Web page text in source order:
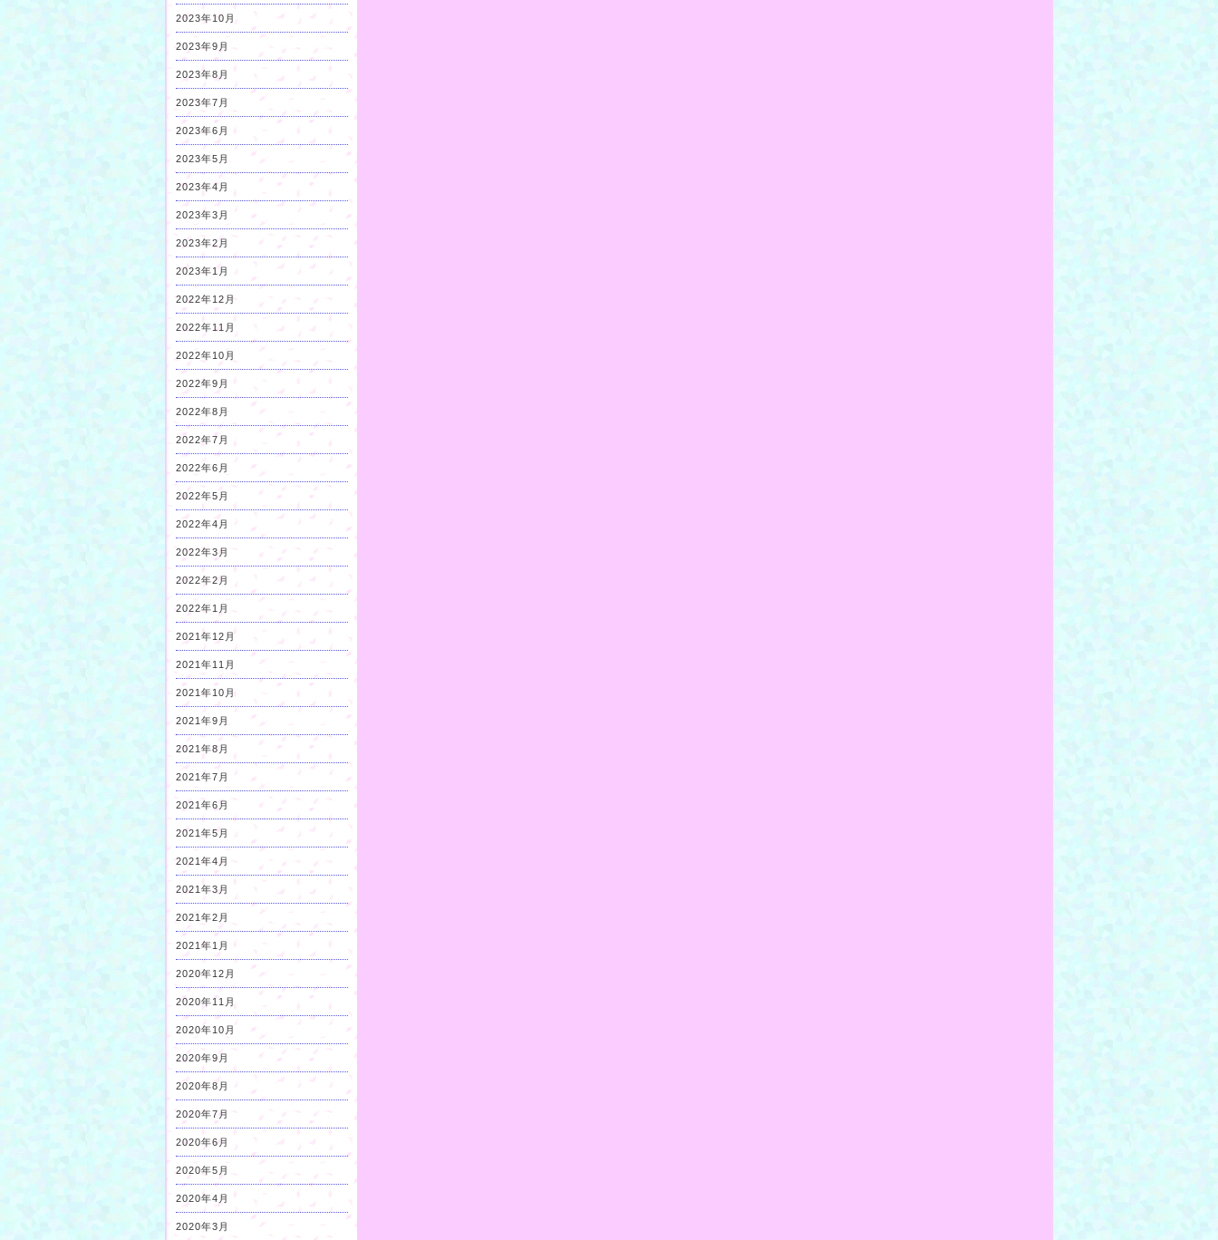
2023年10月
2023年9月
2023年8月
2023年7月
2023年6月
2023年5月
2023年4月
2023年3月
2023年2月
2023年1月
2022年12月
2022年11月
2022年10月
2022年9月
2022年8月
2022年7月
2022年6月
2022年5月
2022年4月
2022年3月
2022年2月
2022年1月
2021年12月
2021年11月
2021年10月
2021年9月
2021年8月
2021年7月
2021年6月
2021年5月
2021年4月
2021年3月
2021年2月
2021年1月
2020年12月
2020年11月
2020年10月
2020年9月
2020年8月
2020年7月
2020年6月
2020年5月
2020年4月
2020年3月